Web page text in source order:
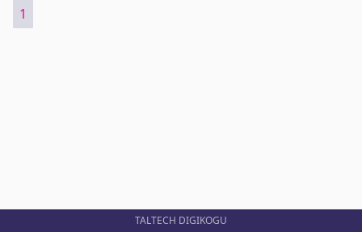
1
TALTECH DIGIKOGU